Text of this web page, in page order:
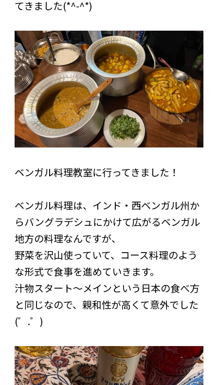
てきました(*^-^*)
ベンガル料理教室に行ってきました！
ベンガル料理は、インド・西ベンガル州か
らバングラデシュにかけて広がるベンガル
地方の料理なんですが、
野菜を沢山使っていて、コース料理のよう
な形式で食事を進めていきます。
汁物スタート～メインという日本の食べ方
と同じなので、親和性が高くて意外でした
(゜.゜)